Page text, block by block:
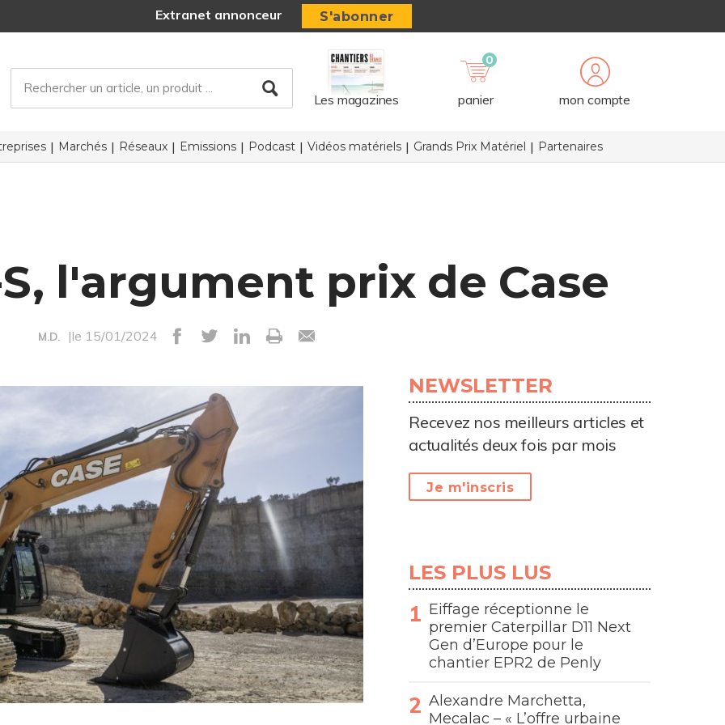
Extranet annonceur S'abonner
Les magazines
0
panier mon compte
Marchés Réseaux Emissions Podcast Vidéos matériels Grands Prix Matériel Partenaires
S, l'argument prix de Case
M.D. |le 15/01/2024
NEWSLETTER
Recevez nos meilleurs articles et
actualités deux fois par mois
Je m'inscris
LES PLUS LUS
Eiffage réceptionne le
premier Caterpillar D11 Next
Gen d’Europe pour le
chantier EPR2 de Penly
Alexandre Marchetta,
Mecalac – « L’offre urbaine